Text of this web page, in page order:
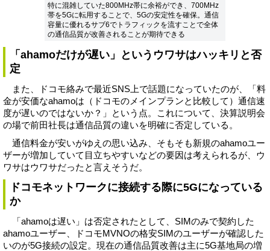
特に混雑していた800MHz帯に余裕ができ、700MHz
帯を5Gに転用することで、5Gの安定性を確保。通信
容量に優れるサブ6でトラフィックを流すことで全体
の通信品質が改善されることが期待できる
「ahamoだけが遅い」というウワサはハッキリと否
定
また、ドコモ絡みで最近SNS上で話題になっていたのが、「料
金が安価なahamoは（ドコモのメインプランと比較して）通信速
度が遅いのではないか？」という点。これについて、決算説明会
の場で前田社長は通信品質の違いを明確に否定している。
通信料金が安いがゆえの思い込み、そもそも新規のahamoユー
ザーが増加していて目立ちやすいなどの要因は考えられるが、ウ
ワサはウワサだったと言えそうだ。
ドコモネットワークに接続する際に5Gになっている
か
「ahamoは遅い」は否定されたとして、SIMのみで契約した
ahamoユーザー、ドコモMVNOの格安SIMのユーザーが確認した
いのが5G接続の設定。現在の通信品質改善は主に5G基地局の増